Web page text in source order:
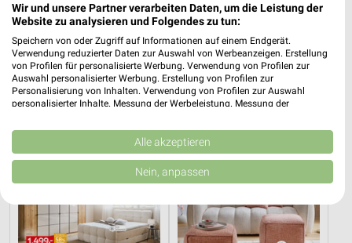
25,2 km
Gartenmöbel-Abverkauf
Gültig bis Fr. 28.08.
6,2 km
Angebote ab 03.08.
Gültig bis Sa. 08.08.
XXXLutz XXXLutz
Wir und unsere Partner verarbeiten Daten, um die Leistung der
Website zu analysieren und Folgendes zu tun:
Speichern von oder Zugriff auf Informationen auf einem Endgerät.
Verwendung reduzierter Daten zur Auswahl von Werbeanzeigen. Erstellung
von Profilen für personalisierte Werbung. Verwendung von Profilen zur
Auswahl personalisierter Werbung. Erstellung von Profilen zur
Personalisierung von Inhalten. Verwendung von Profilen zur Auswahl
personalisierter Inhalte. Messung der Werbeleistung. Messung der
Kombinationen von Daten aus verschiedenen Quellen. Entwicklung und
Verbesserung der Angebote. Verwendung reduzierter Daten zur Auswahl
von Inhalten.
Daten können außerhalb der Europäischen Union weitergegeben und in die
Website/App.
Partnerliste anzeigen (1 IAB-Anbieter)
Alle akzeptieren
Nein, anpassen